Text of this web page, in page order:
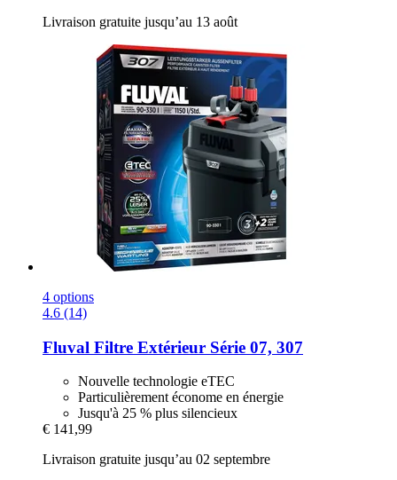
Livraison gratuite jusqu’au 13 août
4 options
4.6 (14)
Fluval Filtre Extérieur Série 07, 307
Nouvelle technologie eTEC
Particulièrement économe en énergie
Jusqu'à 25 % plus silencieux
€ 141,99
Livraison gratuite jusqu’au 02 septembre